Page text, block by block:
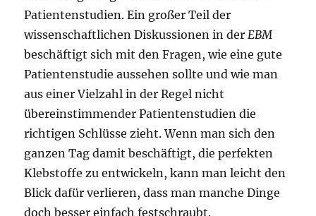
Patientenstudien. Ein großer Teil der
wissenschaftlichen Diskussionen in derEBM
beschäftigt sich mit den Fragen, wie eine gute
Patientenstudie aussehen sollte und wie man
aus einer Vielzahl in der Regel nicht
übereinstimmender Patientenstudien die
richtigen Schlüsse zieht. Wenn man sich den
ganzen Tag damit beschäftigt, die perfekten
Klebstoffe zu entwickeln, kann man leicht den
Blick dafür verlieren, dass man manche Dinge
doch besser einfach festschraubt.